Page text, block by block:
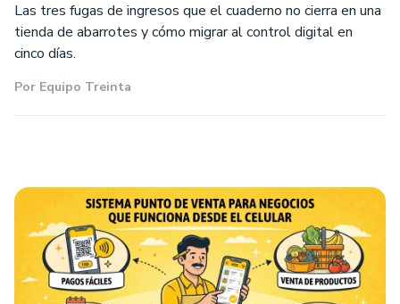
Las tres fugas de ingresos que el cuaderno no cierra en una
tienda de abarrotes y cómo migrar al control digital en
cinco días.
Por Equipo Treinta